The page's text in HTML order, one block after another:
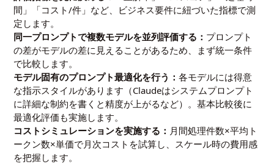
間」「コスト/件」など、ビジネス要件に紐づいた指標で測
定します。
同一プロンプトで複数モデルを並列評価する： プロンプト
の差がモデルの差に見えることがあるため、まず統一条件
で比較します。
モデル固有のプロンプト最適化を行う：各モデルには得意
な指示スタイルがあります（Claudeはシステムプロンプト
に詳細な制約を書くと精度が上がるなど）。基本比較後に
最適化評価も実施します。
コストシミュレーションを実施する： 月間処理件数×平均ト
ークン数×単価で月次コストを試算し、スケール時の費用感
を把握します。